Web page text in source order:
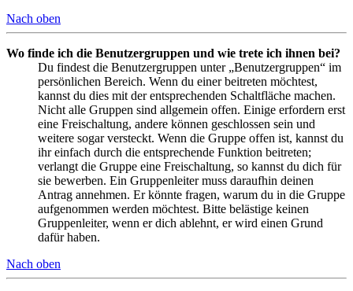
Nach oben
Wo finde ich die Benutzergruppen und wie trete ich ihnen bei?
Du findest die Benutzergruppen unter „Benutzergruppen“ im
persönlichen Bereich. Wenn du einer beitreten möchtest,
kannst du dies mit der entsprechenden Schaltfläche machen.
Nicht alle Gruppen sind allgemein offen. Einige erfordern erst
eine Freischaltung, andere können geschlossen sein und
weitere sogar versteckt. Wenn die Gruppe offen ist, kannst du
ihr einfach durch die entsprechende Funktion beitreten;
verlangt die Gruppe eine Freischaltung, so kannst du dich für
sie bewerben. Ein Gruppenleiter muss daraufhin deinen
Antrag annehmen. Er könnte fragen, warum du in die Gruppe
aufgenommen werden möchtest. Bitte belästige keinen
Gruppenleiter, wenn er dich ablehnt, er wird einen Grund
dafür haben.
Nach oben